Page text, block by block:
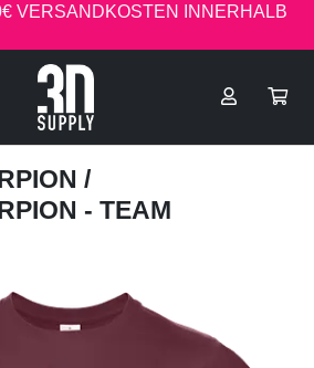
VERSANDKOSTEN INNERHALB
/
- TEAM